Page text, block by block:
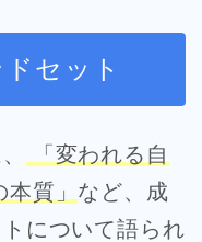
セット
「変われる自
質」 など、成
について語られ